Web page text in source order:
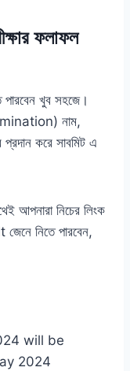
ফলাফল
পারবেন খুব সহজে।
নাম,
প্রদান করে সাবমিট এ
আপনারা নিচের লিংক
নিতে পারবেন,
will be
2024